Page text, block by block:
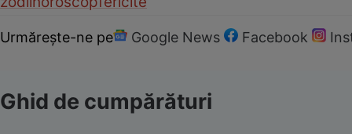
Urmărește-ne pe Google News Facebook
Ghid de cumpărături